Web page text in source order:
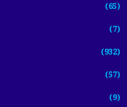
(65)
(7)
(932)
(57)
(9)